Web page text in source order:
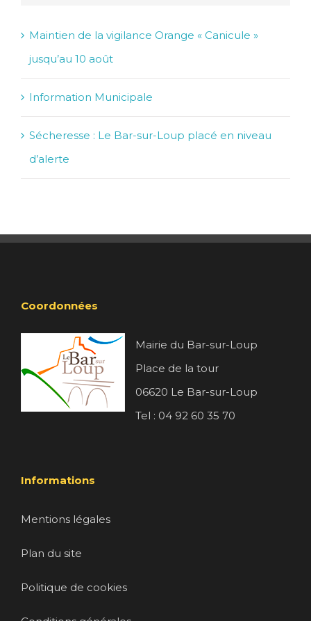
Maintien de la vigilance Orange « Canicule »
jusqu’au 10 août
Information Municipale
Sécheresse : Le Bar-sur-Loup placé en niveau
d’alerte
Coordonnées
Mairie du Bar-sur-Loup
Place de la tour
06620 Le Bar-sur-Loup
Tel : 04 92 60 35 70
Informations
Mentions légales
Plan du site
Politique de cookies